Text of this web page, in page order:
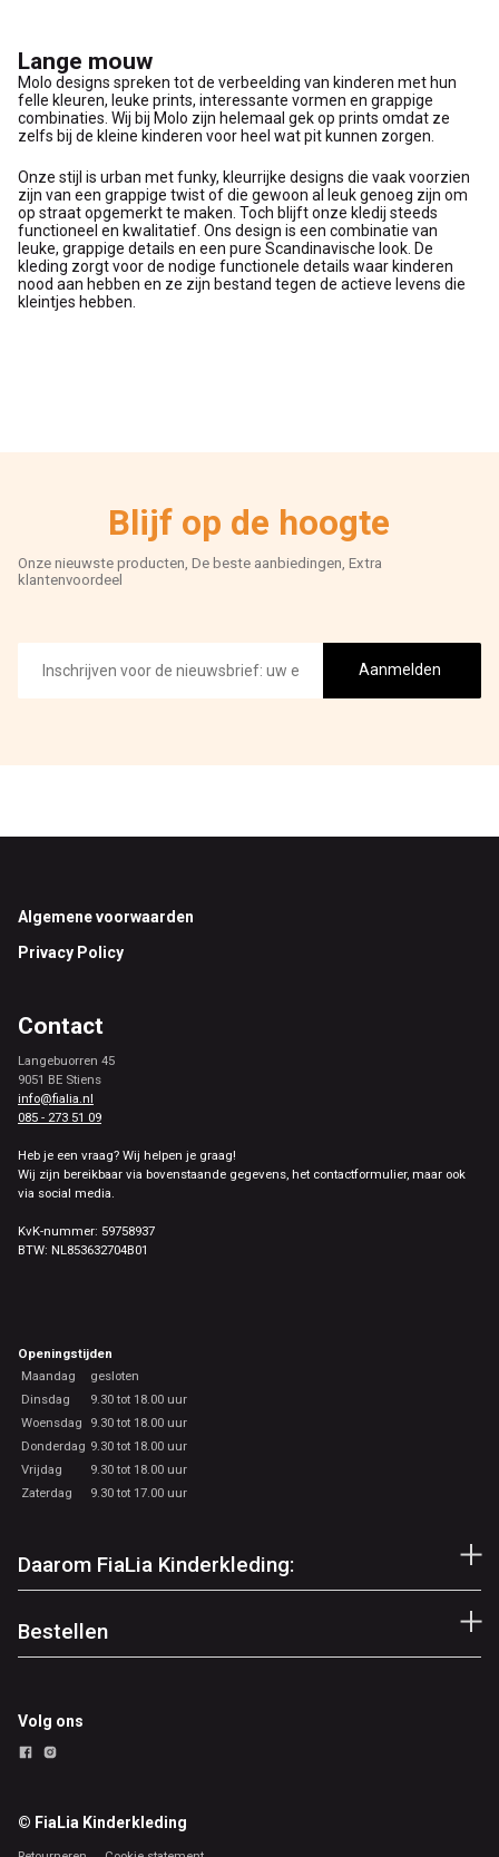
Lange mouw
Molo designs spreken tot de verbeelding van kinderen met hun
felle kleuren, leuke prints, interessante vormen en grappige
combinaties. Wij bij Molo zijn helemaal gek op prints omdat ze
zelfs bij de kleine kinderen voor heel wat pit kunnen zorgen.
Onze stijl is urban met funky, kleurrijke designs die vaak voorzien
zijn van een grappige twist of die gewoon al leuk genoeg zijn om
op straat opgemerkt te maken. Toch blijft onze kledij steeds
functioneel en kwalitatief. Ons design is een combinatie van
leuke, grappige details en een pure Scandinavische look. De
kleding zorgt voor de nodige functionele details waar kinderen
nood aan hebben en ze zijn bestand tegen de actieve levens die
kleintjes hebben.
Blijf op de hoogte
Onze nieuwste producten, De beste aanbiedingen, Extra
klantenvoordeel
mailadres
Aanmelden
Footer
Algemene voorwaarden
Privacy Policy
Contact
Langebuorren 45
9051 BE Stiens
info@fialia.nl
085 - 273 51 09
Heb je een vraag? Wij helpen je graag!
Wij zijn bereikbaar via bovenstaande gegevens, het contactformulier, maar ook
via social media.
KvK-nummer: 59758937
BTW: NL853632704B01
Openingstijden
Maandag
gesloten
Dinsdag
9.30 tot 18.00 uur
Woensdag
9.30 tot 18.00 uur
Donderdag 9.30 tot 18.00 uur
Vrijdag
9.30 tot 18.00 uur
Zaterdag
9.30 tot 17.00 uur
Daarom FiaLia Kinderkleding:
Bestellen
Volg ons
© FiaLia Kinderkleding